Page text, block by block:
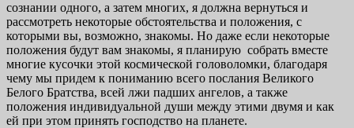
сознании одного, а затем многих, я должна вернуться и
рассмотреть некоторые обстоятельства и положения, с
которыми вы, возможно, знакомы. Но даже если некоторые
положения будут вам знакомы, я планирую собрать вместе
многие кусочки этой космической головоломки, благодаря
чему мы придем к пониманию всего послания Великого
Белого Братства, всей лжи падших ангелов, а также
положения индивидуальной души между этими двумя и как
ей при этом принять господство на планете.